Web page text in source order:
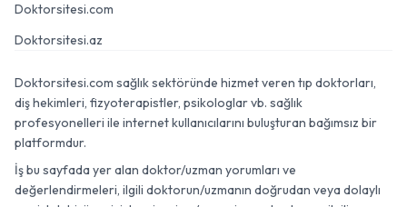
Doktorsitesi.com
Doktorsitesi.az
Doktorsitesi.com sağlık sektöründe hizmet veren tıp doktorları,
diş hekimleri, fizyoterapistler, psikologlar vb. sağlık
profesyonelleri ile internet kullanıcılarını buluşturan bağımsız bir
platformdur.
İş bu sayfada yer alan doktor/uzman yorumları ve
değerlendirmeleri, ilgili doktorun/uzmanın doğrudan veya dolaylı